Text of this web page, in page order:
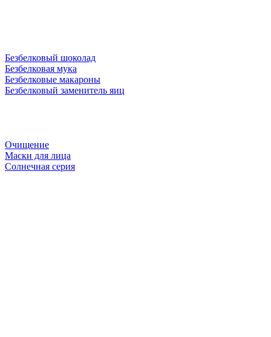
Безбелковый шоколад
Безбелковая мука
Безбелковые макароны
Безбелковый заменитель яиц
Очищение
Маски для лица
Солнечная серия